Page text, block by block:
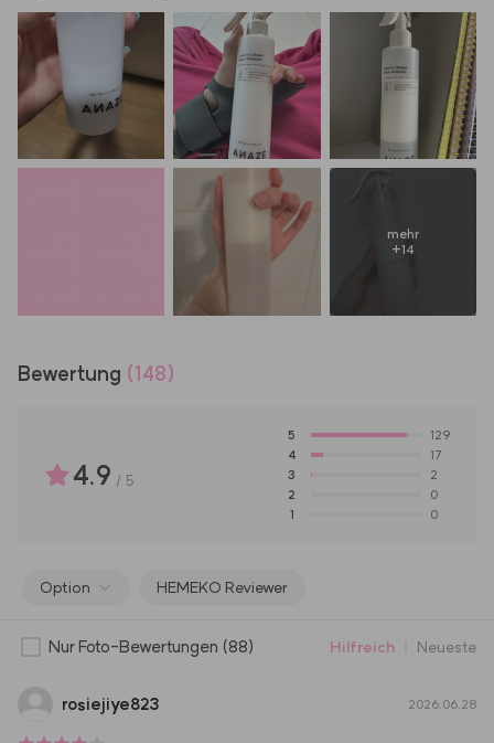
mehr
+14
Bewertung (148)
4.9 / 5
5
129
4
17
3
2
2
0
1
0
Option HEMEKO Reviewer
Nur Foto-Bewertungen (88) Hilfreich Neueste
rosiejiye823 2026.06.28